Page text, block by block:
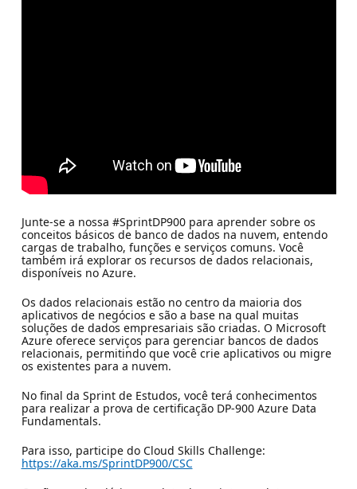
Junte-se a nossa #SprintDP900 para aprender sobre os
conceitos básicos de banco de dados na nuvem, entendo
cargas de trabalho, funções e serviços comuns. Você
também irá explorar os recursos de dados relacionais,
disponíveis no Azure.
Os dados relacionais estão no centro da maioria dos
aplicativos de negócios e são a base na qual muitas
soluções de dados empresariais são criadas. O Microsoft
Azure oferece serviços para gerenciar bancos de dados
relacionais, permitindo que você crie aplicativos ou migre
os existentes para a nuvem.
No final da Sprint de Estudos, você terá conhecimentos
para realizar a prova de certificação DP-900 Azure Data
Fundamentals.
Para isso, participe do Cloud Skills Challenge:
https://aka.ms/SprintDP900/CSC